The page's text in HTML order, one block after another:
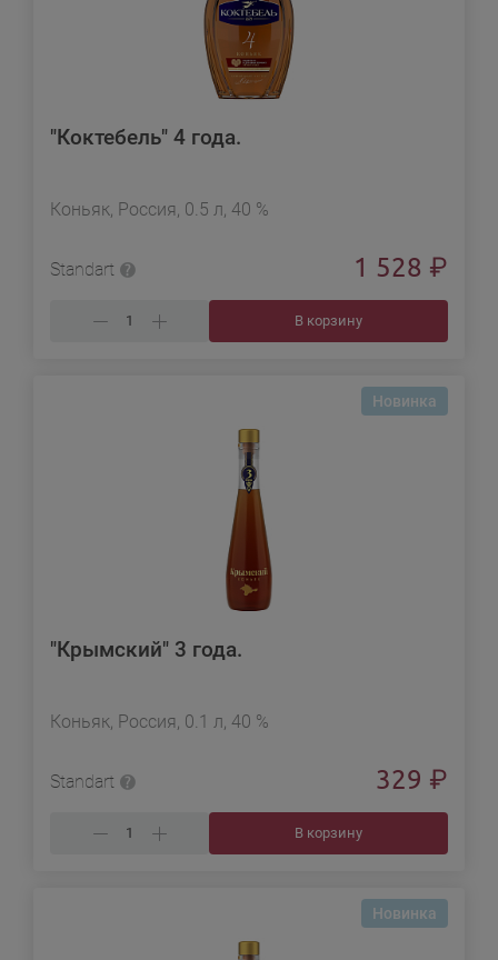
"Коктебель" 4 года.
Коньяк, Россия, 0.5 л, 40 %
Standart 1 528 ₽
В корзину
Новинка
"Крымский" 3 года.
Коньяк, Россия, 0.1 л, 40 %
Standart 329 ₽
В корзину
Новинка